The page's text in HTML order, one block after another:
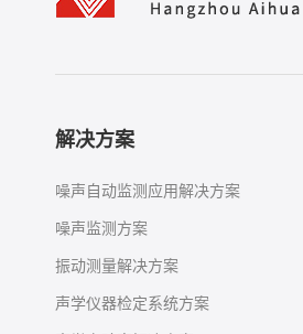
解决方案
噪声自动监测应用解决方案
噪声监测方案
振动测量解决方案
声学仪器检定系统方案